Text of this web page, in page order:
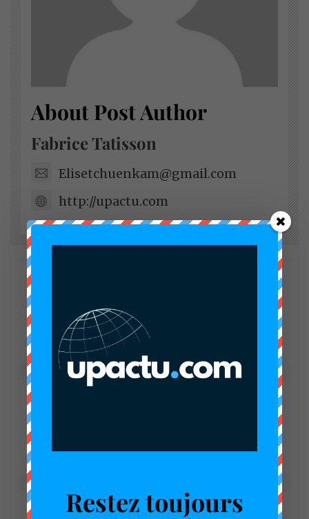
About Post Author
Fabrice Tatisson
Elisetchuenkam@gmail.com
http://upactu.com
Happy
% 0%
Restez toujours